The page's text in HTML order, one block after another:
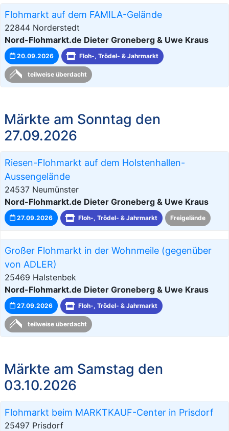
Flohmarkt auf dem FAMILA-Gelände
22844 Norderstedt
Nord-Flohmarkt.de Dieter Groneberg & Uwe Kraus
20.09.2026 Floh-, Trödel- & Jahrmarkt
teilweise überdacht
Märkte am Sonntag den
27.09.2026
Riesen-Flohmarkt auf dem Holstenhallen-
Aussengelände
24537 Neumünster
Nord-Flohmarkt.de Dieter Groneberg & Uwe Kraus
27.09.2026 Floh-, Trödel- & Jahrmarkt Freigelände
Großer Flohmarkt in der Wohnmeile (gegenüber
von ADLER)
25469 Halstenbek
Nord-Flohmarkt.de Dieter Groneberg & Uwe Kraus
27.09.2026 Floh-, Trödel- & Jahrmarkt
teilweise überdacht
Märkte am Samstag den
03.10.2026
Flohmarkt beim MARKTKAUF-Center in Prisdorf
25497 Prisdorf